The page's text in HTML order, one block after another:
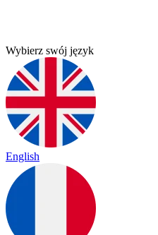
Wybierz swój język
English